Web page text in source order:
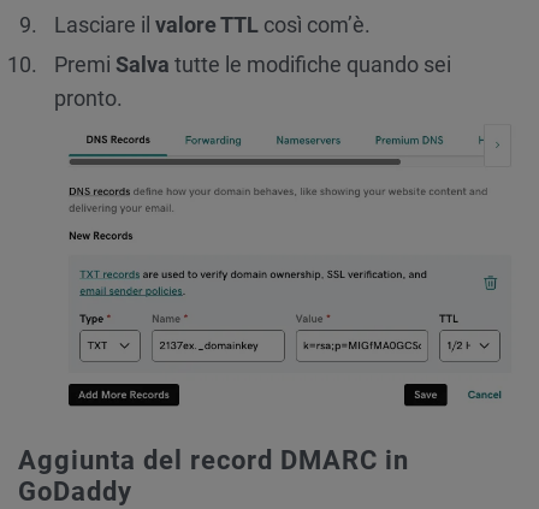
Lasciare il valore TTL così com’è.
Premi Salva tutte le modifiche quando sei
pronto.
Aggiunta del record DMARC in
GoDaddy